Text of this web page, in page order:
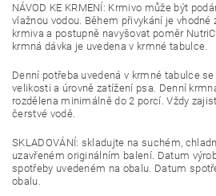
NÁVOD KE KRMENÍ: Krmivo může být
vlažnou vodou. Během přivykání je
krmiva a postupně navyšovat poměr
krmná dávka je uvedena v krmné tabulce.
Denní potřeba uvedená v krmné tabulce
velikosti a úrovně zatížení psa. Denní
rozdělena minimálně do 2 porcí. Vždy
čerstvé vodě.
SKLADOVÁNÍ: skladujte na suchém,
uzavřeném originálním balení. Datum
spotřeby uvedeném na obalu. Datum
obalu.